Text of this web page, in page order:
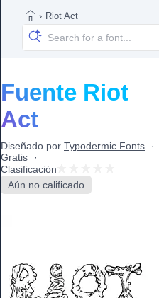
› Riot Act
Fuente Riot
Act
Diseñado por Typodermic Fonts
Gratis
Clasificación
Aún no calificado